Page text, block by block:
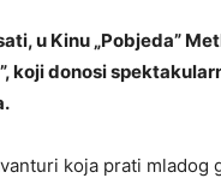
u Kinu „Pobjeda”
koji donosi
koja prati mladog